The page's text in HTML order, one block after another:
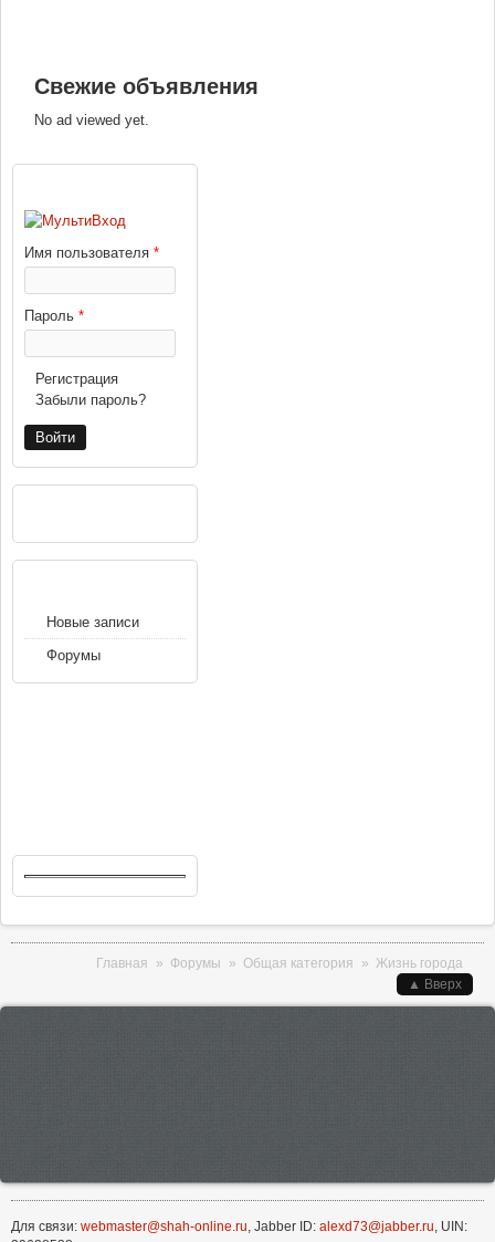
Свежие объявления
No ad viewed yet.
Имя пользователя *
Пароль *
Регистрация
Забыли пароль?
Новые записи
Форумы
Главная » Форумы » Общая категория » Жизнь города
▲ Вверх
Для связи: webmaster@shah-online.ru, Jabber ID: alexd73@jabber.ru, UIN: